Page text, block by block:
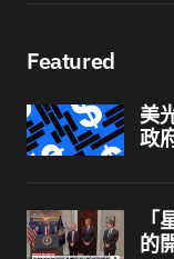
Featured
美
政
「
的